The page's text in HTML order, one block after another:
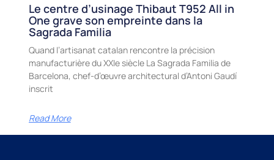
Le centre d’usinage Thibaut T952 All in
One grave son empreinte dans la
Sagrada Familia
Quand l’artisanat catalan rencontre la précision
manufacturière du XXIe siècle La Sagrada Familia de
Barcelona, chef-d’œuvre architectural d’Antoni Gaudí
inscrit
Read More